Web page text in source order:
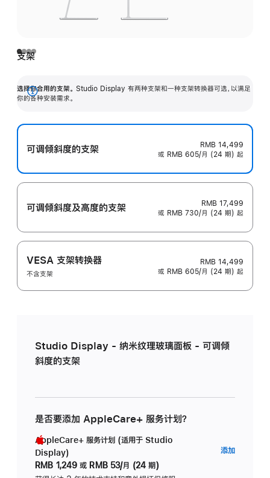
支架
选择你合用的支架。 Studio Display 有两种支架和一种支架转换器可选，以满足
你的各种安装需求。
展
可调倾斜度的支架
RMB 14,499
或 RMB 605/月 (24 期) 起
可调倾斜度及高‍度的支‍架
RMB 17,499
或 RMB 730/月 (24 期) 起
VESA 支架转换器
不含支架
RMB 14,499
或 RMB 605/月 (24 期) 起
Studio Display - 纳米纹理玻璃面板 - 可调倾
斜度的支架
是否要添加 AppleCare+ 服务计划？
AppleCare+ 服务计划 (适用于 Studio
Display)
RMB 1,249 或 RMB 53/月 (24 期)
添加